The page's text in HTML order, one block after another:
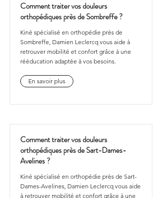
Comment traiter vos douleurs
orthopédiques près de Sombreffe ?
Kiné spécialisé en orthopédie près de
Sombreffe, Damien Leclercq vous aide à
retrouver mobilité et confort grâce à une
rééducation adaptée à vos besoins.
En savoir plus
Comment traiter vos douleurs
orthopédiques près de Sart-Dames-
Avelines ?
Kiné spécialisé en orthopédie près de Sart-
Dames-Avelines, Damien Leclercq vous aide
à retrouver mobilité et confort grâce à une